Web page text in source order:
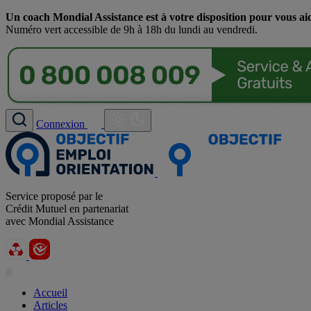
Un coach Mondial Assistance est à votre disposition pour vous
Numéro vert accessible de 9h à 18h du lundi au vendredi.
Connexion
Service proposé par le
Crédit Mutuel en partenariat
avec Mondial Assistance
Accueil
Articles